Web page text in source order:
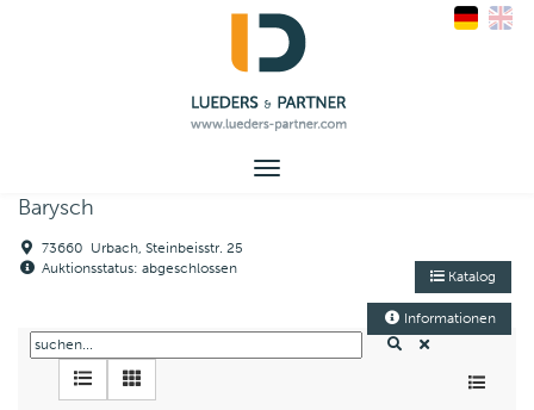
Toggle
Barysch
73660 Urbach, Steinbeisstr. 25
Auktionsstatus: abgeschlossen
Katalog
Informationen